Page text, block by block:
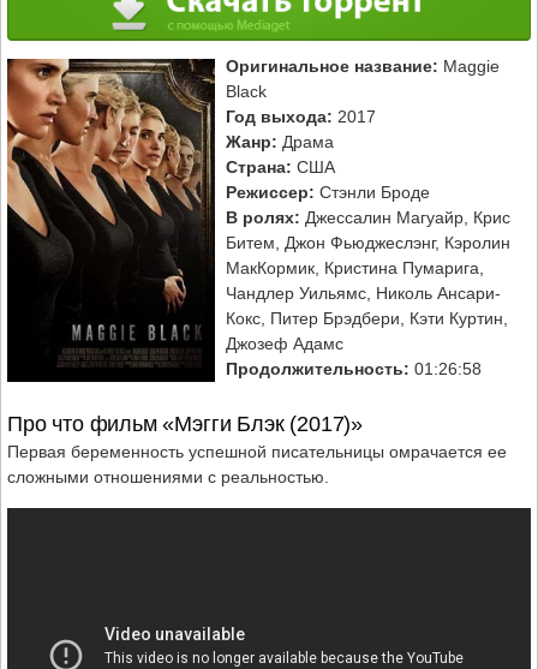
Оригинальное название: Maggie
Black
Год выхода: 2017
Жанр: Драма
Страна: США
Режиссер: Стэнли Броде
В ролях: Джессалин Магуайр, Крис
Битем, Джон Фьюджеслэнг, Кэролин
МакКормик, Кристина Пумарига,
Чандлер Уильямс, Николь Ансари-
Кокс, Питер Брэдбери, Кэти Куртин,
Джозеф Адамс
Продолжительность: 01:26:58
Про что фильм «Мэгги Блэк (2017)»
Первая беременность успешной писательницы омрачается ее
сложными отношениями с реальностью.